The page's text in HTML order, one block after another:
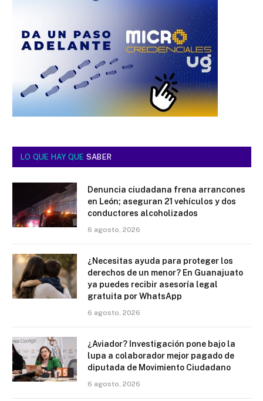
LO QUE HAY QUE SABER
Denuncia ciudadana frena arrancones
en León; aseguran 21 vehículos y dos
conductores alcoholizados
6 agosto, 2026
¿Necesitas ayuda para proteger los
derechos de un menor? En Guanajuato
ya puedes recibir asesoría legal
gratuita por WhatsApp
6 agosto, 2026
¿Aviador? Investigación pone bajo la
lupa a colaborador mejor pagado de
diputada de Movimiento Ciudadano
6 agosto, 2026